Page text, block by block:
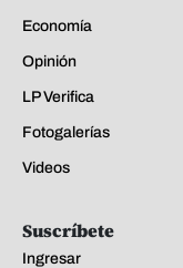
Economía
Opinión
LP Verifica
Fotogalerías
Videos
Suscríbete
Ingresar